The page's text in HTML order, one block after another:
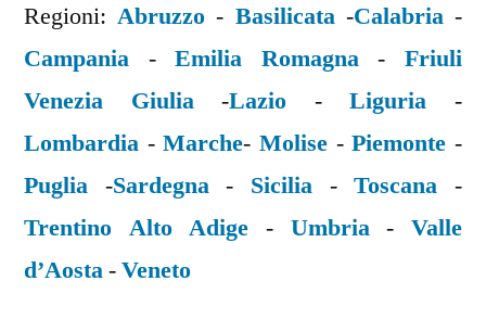
Regioni:Abruzzo - Basilicata-Calabria-
Campania -Emilia Romagna-Friuli
Venezia Giulia-Lazio -Liguria -
Lombardia -Marche-Molise -Piemonte -
Puglia -Sardegna- Sicilia -Toscana -
Trentino Alto Adige - Umbria-Valle
d’Aosta-Veneto